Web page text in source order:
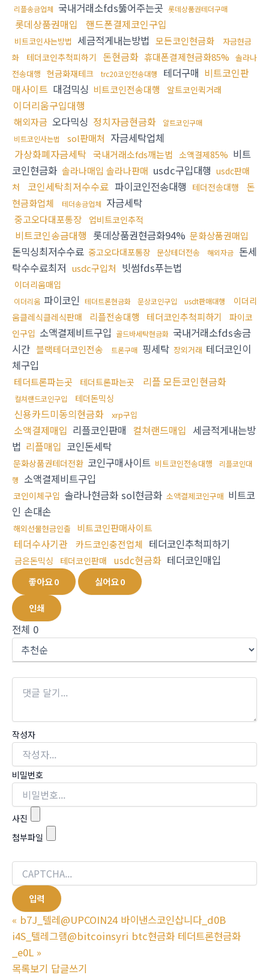
리플송금업체 국내거래소fds뚫어주는곳 롯데상품권테더구매
롯데상품권매입 핸드폰결제코인구입
비트코인사는방법 세금적게내는방법 모든코인현금화
자금현금
화
테더코인추척피하기 돈현금화 휴대폰결제현금화85% 솔라나
전송대행 현금화재테크 trc20코인전송대행 테더구매 비트코인판
매사이트 대검믹싱 비트코인전송대행 알트코인퀵거래
이더리움구입대행
해외자금 오다믹싱 정치자금현금화
알트코인구매
비트코인사는법
sol판매처 자금세탁업체
가상화폐자금세탁 국내거래소fds깨는법 소액결제85% 비트
코인현금화 솔라나매입 솔라나판매 usdc구입대행 usdc판매
처
코인세탁최저수수료 파이코인전송대행 테더전송대행
돈
현금화업체
테더송금업체 자금세탁
중고오다대포통장 업비트코인추적
비트코인송금대행 롯데상품권현금화94% 문화상품권매입
돈믹싱최저수수료 중고오다대포통장 문상테더전송 해외자금 돈세
탁수수료최저 usdc구입처 빗썸fds푸는법
이더리움매입
이더리움 파이코인 테더트론현금화 문상코인구입 usdt판매대행
이더리
움클레식클레식판매
리플전송대행 테더코인추척피하기
파이코
인구입 소액결제비트구입 골드바세탁현금화 국내거래소fds송금
시간 블랙테더코인전송 트론구매 핑세탁 장외거래 테더코인이
체구입
테더트론파는곳 테더트론파는곳 리플 모든코인현금화
컬쳐랜드코인구입 테더돈믹싱
신용카드미동의현금화 xrp구입
소액결제매입 리플코인판매 컬쳐랜드매입 세금적게내는방
법 리플매입 코인돈세탁
문화상품권테더전환 코인구매사이트 비트코인전송대행
리플코인대
행 소액결제비트구입
코인이체구입 솔라나현금화 sol현금화 소액결제코인구매 비트코
인 손대손
해외선물현금인출 비트코인판매사이트
테더수사기관 카드코인충전업체 테더코인추척피하기
금은돈믹싱 테더코인판매 usdc현금화 테더코인매입
좋아요0 싫어요0
인쇄
전체 0
작성자
비밀번호
사진
첨부파일
« b7J_텔레@UPCOIN24 바이낸스코인삽니다_d0B
i4S_텔레그램@bitcoinsyri btc현금화 테더트론현금화
_e0L »
목록보기 답글쓰기